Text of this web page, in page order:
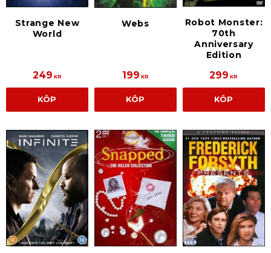
Strange New
World
249 KR
KÖP
Webs
199 KR
KÖP
Robot Monster:
70th
Anniversary
Edition
299 KR
KÖP